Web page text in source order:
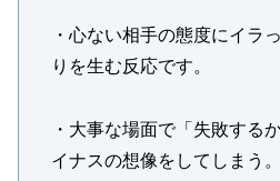
・心ない相手の態度にイラ
りを生む反応です。
・大事な場面で「失敗する
イナスの想像をしてしまう